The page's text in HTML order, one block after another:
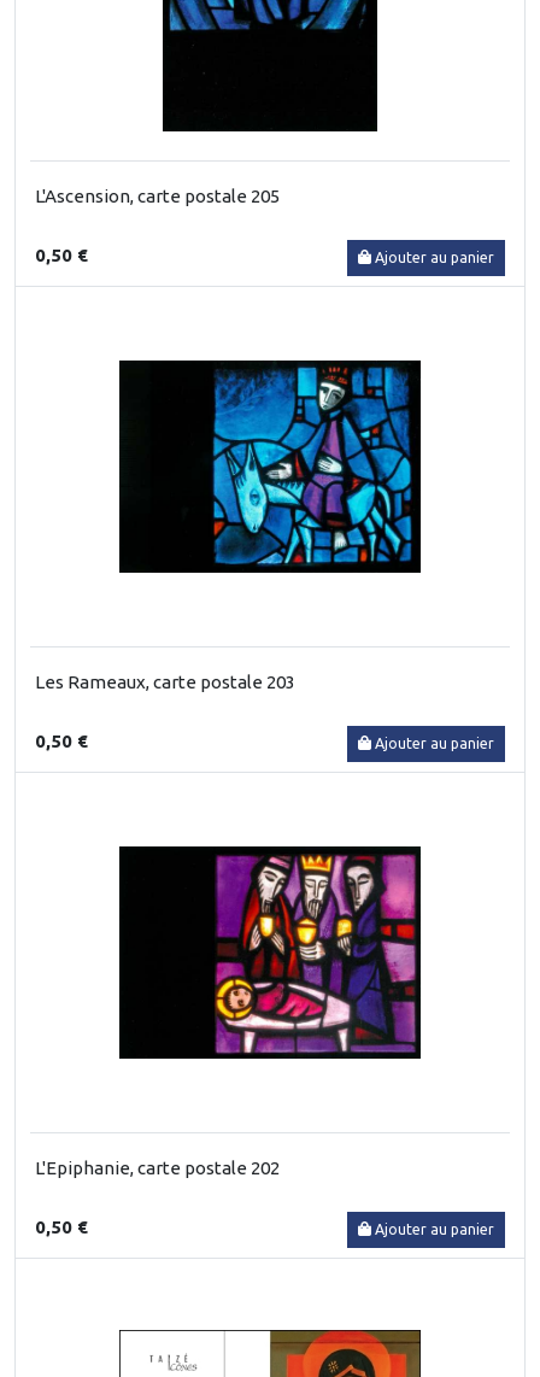
L'Ascension, carte postale 205
0,50 € Ajouter au panier
Les Rameaux, carte postale 203
0,50 € Ajouter au panier
L'Epiphanie, carte postale 202
0,50 € Ajouter au panier